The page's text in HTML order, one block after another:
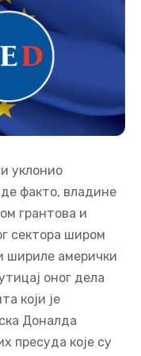
уклонио
факто, владине
грантова и
сектора широм
шириле амерички
оног дела
који је
Доналда
пресуда које су